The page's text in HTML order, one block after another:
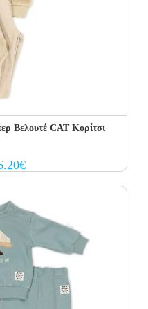
Βελουτέ CAT Κορίτσι
€Current
price